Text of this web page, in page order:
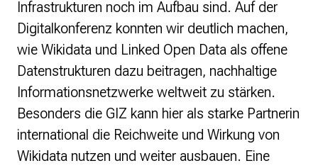
Infrastrukturen noch im Aufbau sind. Auf der
Digitalkonferenz konnten wir deutlich machen,
wie Wikidata und Linked Open Data als offene
Datenstrukturen dazu beitragen, nachhaltige
Informationsnetzwerke weltweit zu stärken.
Besonders die GIZ kann hier als starke Partnerin
international die Reichweite und Wirkung von
Wikidata nutzen und weiter ausbauen. Eine